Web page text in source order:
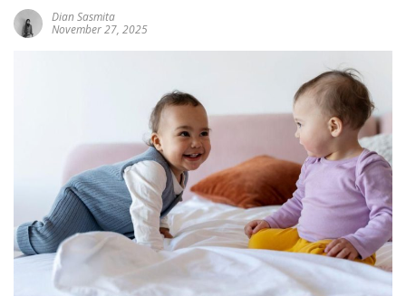
Dian Sasmita
November 27, 2025